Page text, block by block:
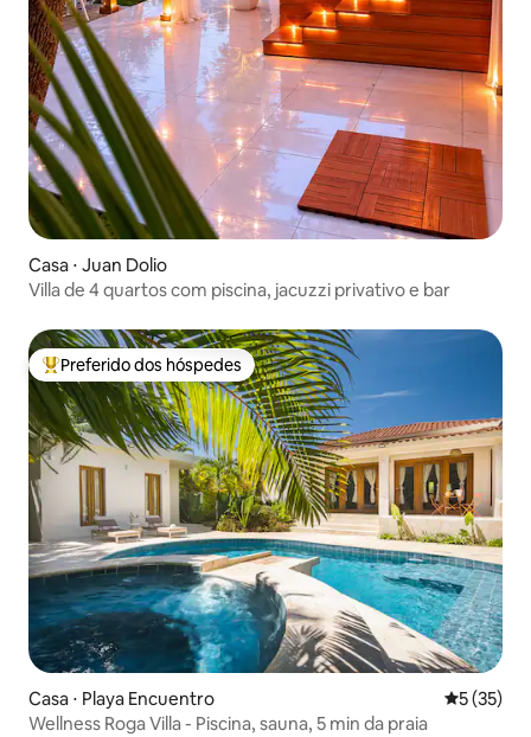
Casa ⋅ Juan Dolio
Villa de 4 quartos com piscina, jacuzzi privativo e bar
Entre os melhores preferidos dos hóspedes
Preferido dos hóspedes
Casa ⋅ Playa Encuentro 5 de uma
5 (35)
Wellness Roga Villa - Piscina, sauna, 5 min da praia